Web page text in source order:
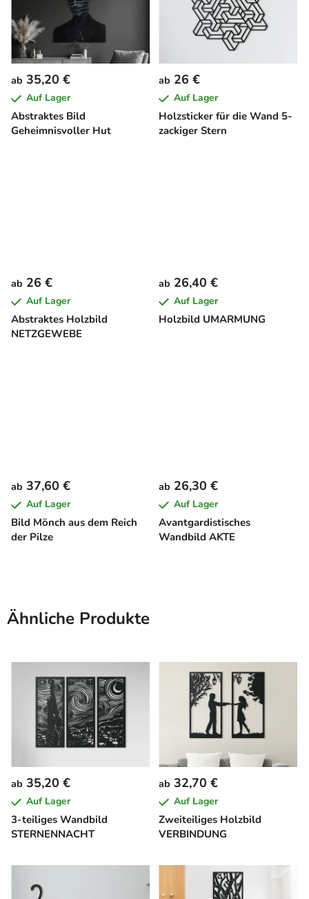
Abstraktes Bild
Geheimnisvoller Hut
ab 35,20 €
Auf Lager
Holzsticker für die Wand 5-
zackiger Stern
ab 26 €
Auf Lager
Abstraktes Holzbild
NETZGEWEBE
ab 26 €
Auf Lager
Holzbild UMARMUNG
ab 26,40 €
Auf Lager
Bild Mönch aus dem Reich
der Pilze
ab 37,60 €
Auf Lager
Avantgardistisches
Wandbild AKTE
ab 26,30 €
Auf Lager
Ähnliche Produkte
3-teiliges Wandbild
STERNENNACHT
ab 35,20 €
Auf Lager
Zweiteiliges Holzbild
VERBINDUNG
ab 32,70 €
Auf Lager